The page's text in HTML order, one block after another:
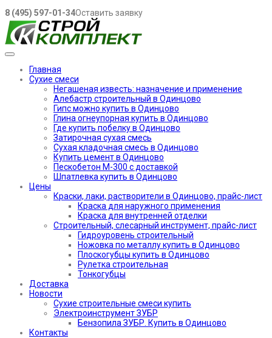
8 (495) 597-01-34Оставить заявку
Главная
Сухие смеси
Негашеная известь: назначение и применение
Алебастр строительный в Одинцово
Гипс можно купить в Одинцово
Глина огнеупорная купить в Одинцово
Где купить побелку в Одинцово
Затирочная сухая смесь
Сухая кладочная смесь в Одинцово
Купить цемент в Одинцово
Пескобетон М-300 с доставкой
Шпатлевка купить в Одинцово
Цены
Краски, лаки, растворители в Одинцово, прайс-лист
Краска для наружного применения
Краска для внутренней отделки
Строительный, слесарный инструмент, прайс-лист
Гидроуровень строительный
Ножовка по металлу купить в Одинцово
Плоскогубцы купить в Одинцово
Рулетка строительная
Тонкогубцы
Доставка
Новости
Сухие строительные смеси купить
Электроинструмент ЗУБР
Бензопила ЗУБР. Купить в Одинцово
Контакты